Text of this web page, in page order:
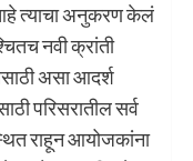
त्याचा अनुकरण केलं
नवी क्रांती
असा आदर्श
परिसरातील सर्व
राहून आयोजकांना